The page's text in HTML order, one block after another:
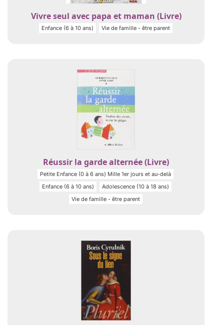
Vivre seul avec papa et maman (Livre)
Enfance (6 à 10 ans) Vie de famille - être parent
Réussir la garde alternée (Livre)
Petite Enfance (0 à 6 ans) Mille 1er jours et au-delà
Enfance (6 à 10 ans)
Adolescence (10 à 18 ans)
Vie de famille - être parent